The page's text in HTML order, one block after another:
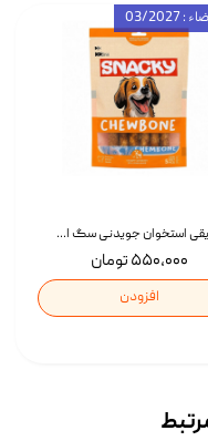
تشویقی استخوان جویدنی سگ اسنکی کرانچی با طعم مرغ Snacky Crunchy Munchy وزن 100 گرم
۵۵۰,۰۰۰ تومان
افزودن
2027